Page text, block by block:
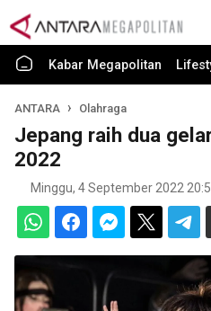
Kabar Megapolitan
ANTARA Olahraga
Jepang raih dua
2022
Minggu, 4 September 2022